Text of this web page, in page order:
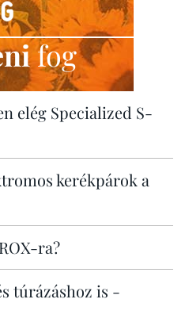
fog
elég Specialized S-
kerékpárok a
ra?
túrázáshoz is -